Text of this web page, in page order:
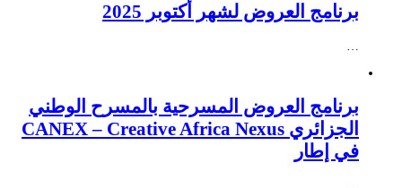
برنامج العروض لشهر أكتوبر 2025
برنامج العروض المسرحية بالمسرح الوطني
الجزائري CANEX – Creative Africa Nexus
في إطار
…